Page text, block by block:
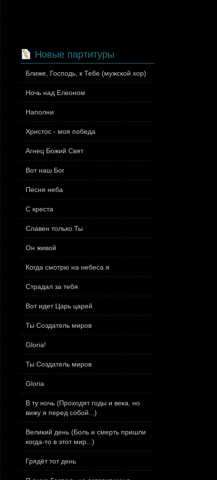
Новые партитуры
Ближе, Господь, к Тебе (мужской хор)
Ночь над Елеоном
Наполни
Христос - моя победа
Агнец Божий Свят
Вот наш Бог
Песня неба
С креста
Славен только Ты
Он живой
Когда смотрю на небеса я
Страдал за тебя
Вот идет Царь царей
Ты Создатель миров
Gloria!
Ты Создатель миров
Gloria
В ту ночь (Проходят годы и века, но
вижу я перед собой...)
Великий день (Боль и смерть пришли
когда-то в этот мир...)
Грядёт тот день